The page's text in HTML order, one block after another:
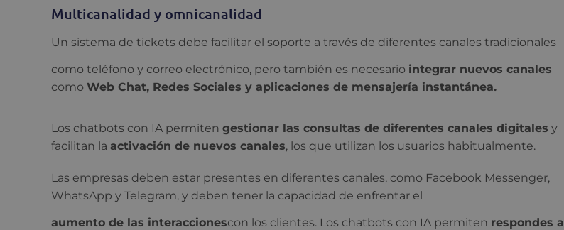
Multicanalidad y omnicanalidad
Un sistema de tickets debe facilitar el soporte a través de diferentes canales tradicionales
como teléfono y correo electrónico, pero también es necesario integrar nuevos canales
como Web Chat, Redes Sociales y aplicaciones de mensajería instantánea.
Los chatbots con IA permiten gestionar las consultas de diferentes canales digitales y
facilitan la activación de nuevos canales, los que utilizan los usuarios habitualmente.
Las empresas deben estar presentes en diferentes canales, como Facebook Messenger,
WhatsApp y Telegram, y deben tener la capacidad de enfrentar el
aumento de las interaccionescon los clientes. Los chatbots con IA permiten respondes a